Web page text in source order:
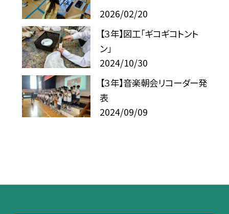
2026/02/20
【３年】図工「ギコギコトント
ン」
2024/10/30
【３年】音楽朝会リコーダー発
表
2024/09/09